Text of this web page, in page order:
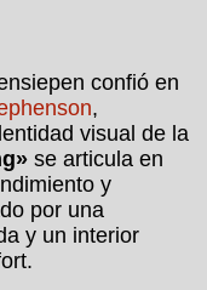
confió en
,
visual de la
se articula en
y
por una
y un interior